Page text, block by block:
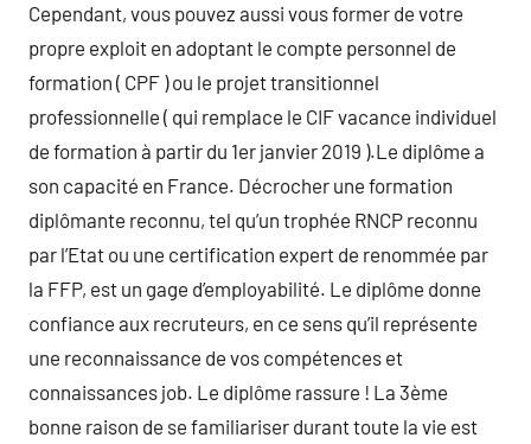
Cependant, vous pouvez aussi vous former de votre
propre exploit en adoptant le compte personnel de
formation ( CPF ) ou le projet transitionnel
professionnelle ( qui remplace le CIF vacance individuel
de formation à partir du 1er janvier 2019 ).Le diplôme a
son capacité en France. Décrocher une formation
diplômante reconnu, tel qu’un trophée RNCP reconnu
par l’Etat ou une certification expert de renommée par
la FFP, est un gage d’employabilité. Le diplôme donne
confiance aux recruteurs, en ce sens qu’il représente
une reconnaissance de vos compétences et
connaissances job. Le diplôme rassure ! La 3ème
bonne raison de se familiariser durant toute la vie est